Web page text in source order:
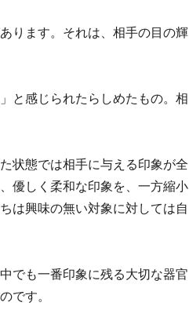
ります。それは、相手の目の輝
と感じられたらしめたもの。相
状態では相手に与える印象が全
優しく柔和な印象を、一方縮小
は興味の無い対象に対しては自
でも一番印象に残る大切な器官
です。